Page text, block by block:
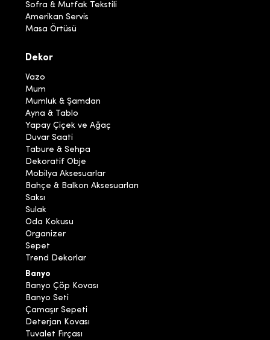
Sofra & Mutfak Tekstili
Amerikan Servis
Masa Örtüsü
Dekor
Vazo
Mum
Mumluk & Şamdan
Ayna & Tablo
Yapay Çiçek ve Ağaç
Duvar Saati
Tabure & Sehpa
Dekoratif Obje
Mobilya Aksesuarlar
Bahçe & Balkon Aksesuarları
Saksı
Sulak
Oda Kokusu
Organizer
Sepet
Trend Dekorlar
Banyo
Banyo Çöp Kovası
Banyo Seti
Çamaşır Sepeti
Deterjan Kovası
Tuvalet Fırçası